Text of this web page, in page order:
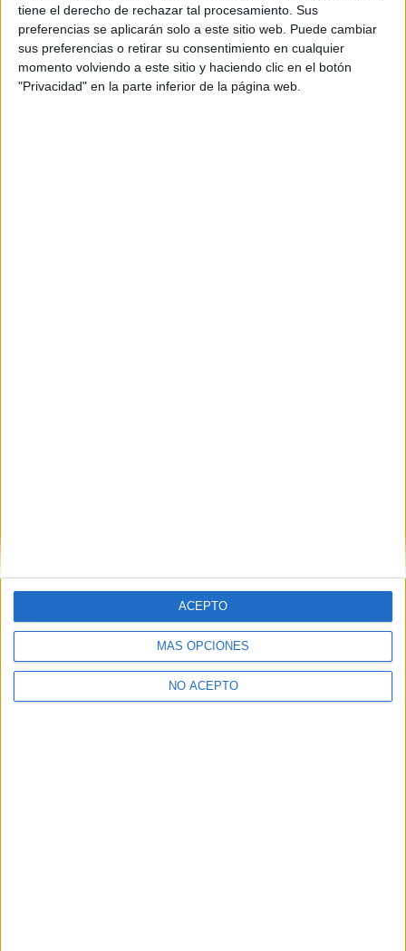
tiene el derecho de rechazar tal procesamiento. Sus
preferencias se aplicarán solo a este sitio web. Puede cambiar
sus preferencias o retirar su consentimiento en cualquier
momento volviendo a este sitio y haciendo clic en el botón
"Privacidad" en la parte inferior de la página web.
MÁS OPCIONES
NO ACEPTO
ACEPTO
Términos y Condiciones de Uso
Aceptolos Términos y Condicionesde uso*
Y como regalo de agradecimiento, por registrarte te daremos
gratis una copia de nuestro ebook con 100 consejos para tu
primer año de universidad